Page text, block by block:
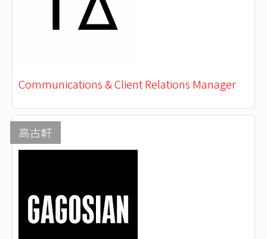
Communications & Client Relations Manager
高古軒